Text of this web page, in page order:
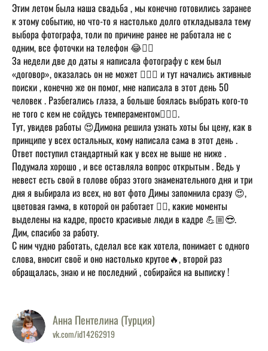
Этим летом была наша свадьба , мы конечно готовились заранее
к этому событию, но что-то я настолько долго откладывала тему
выбора фотографа, толи по причине ранее не работала не с
одним, все фоточки на телефон 😂👍🏻
За недели две до даты я написала фотографу с кем был
«договор», оказалась он не может 💁🏼‍♀ и тут начались активные
поиски , конечно же он помог, мне написала в этот день 50
человек . Разбегались глаза, а больше боялась выбрать кого-то
не того с кем не сойдусь темпераментом🤦🏼‍♀.
Тут, увидев работы 😍Димона решила узнать хоты бы цену, как в
принципе у всех остальных, кому написала сама в этот день .
Ответ поступил стандартный как у всех не выше не ниже .
Подумала хорошо , и все оставляла вопрос открытым . Ведь у
невест есть свой в голове образ этого знаменательного дня и три
дня я выбирала из всех, но вот фото Димы запомнила сразу 😍,
цветовая гамма, в которой он работает 👍🏻, какие моменты
выделены на кадре, просто красивые люди в кадре 💪🏼😎.
Дим, спасибо за работу.
С ним чудно работать, сделал все как хотела, понимает с одного
слова, вносит своё и оно настолько крутое🔥, второй раз
обращалась, знаю и не последний , собирайся на выписку !
Анна Пентелина (Турция)
vk.com/id14262919